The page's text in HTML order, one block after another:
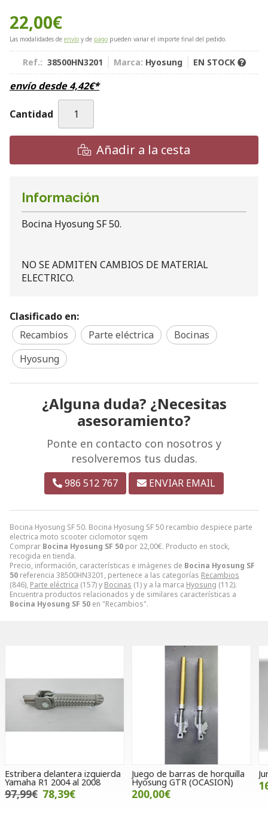
22,00€
Las modalidades de envío y de pago pueden variar el importe final del pedido.
Ref.: 38500HN3201 Marca: Hyosung EN STOCK
envío desde4,42€*
Cantidad
Añadir a la cesta
Bocina Hyosung SF 50. Bocina Hyosung SF 50 recambio despiece parte
electrica moto scooter ciclomotor sqem
Comprar Bocina Hyosung SF 50 por 22,00€. Producto en stock,
recogida en tienda.
Precio, información, características e imágenes de Bocina Hyosung SF
50 referencia 38500HN3201, pertenece a las categorías Recambios
(846), Parte eléctrica (157) y Bocinas (1) y a la marca Hyosung (112).
Encuentra productos relacionados y de similares características a
Bocina Hyosung SF 50 en "Recambios".
Información
Bocina Hyosung SF 50.
NO SE ADMITEN CAMBIOS DE MATERIAL
ELECTRICO.
Clasificado en:
Recambios
Parte eléctrica
Bocinas
Hyosung
¿Alguna duda? ¿Necesitas
asesoramiento?
Ponte en contacto con nosotros y
resolveremos tus dudas.
986 512 767 ENVIAR EMAIL
Juego de barras de horquilla
Hyosung GTR (OCASION)
200,00€
Junta Yamaha
16,00€